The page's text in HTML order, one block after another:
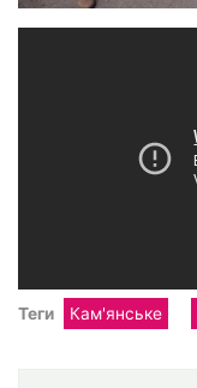
Теги Кам'янське